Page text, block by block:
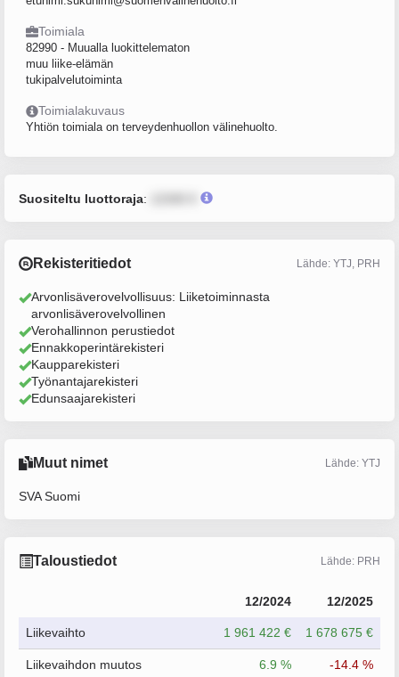
Toimiala
82990 - Muualla luokittelematon
muu liike-elämän
tukipalvelutoiminta
Toimialakuvaus
Yhtiön toimiala on terveydenhuollon välinehuolto.
Suositeltu luottoraja:
Rekisteritiedot Lähde: YTJ, PRH
Arvonlisäverovelvollisuus: Liiketoiminnasta
arvonlisäverovelvollinen
Verohallinnon perustiedot
Ennakkoperintärekisteri
Kaupparekisteri
Työnantajarekisteri
Edunsaajarekisteri
Muut nimet Lähde: YTJ
SVA Suomi
Taloustiedot Lähde: PRH
12/2024 12/2025
Liikevaihto 1 961 422 € 1 678 675 €
Liikevaihdon muutos 6.9 % -14.4 %